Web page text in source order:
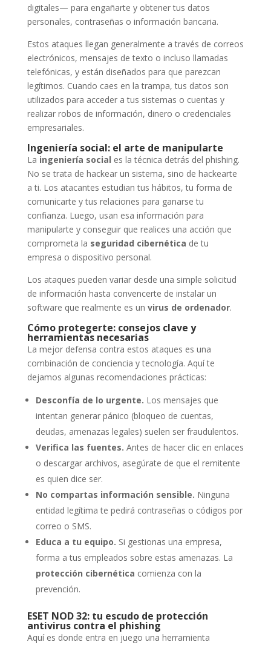
digitales— para engañarte y obtener tus datos
personales, contraseñas o información bancaria.
Estos ataques llegan generalmente a través de correos
electrónicos, mensajes de texto o incluso llamadas
telefónicas, y están diseñados para que parezcan
legítimos. Cuando caes en la trampa, tus datos son
utilizados para acceder a tus sistemas o cuentas y
realizar robos de información, dinero o credenciales
empresariales.
Ingeniería social: el arte de manipularte
La ingeniería social es la técnica detrás del phishing.
No se trata de hackear un sistema, sino de hackearte
a ti. Los atacantes estudian tus hábitos, tu forma de
comunicarte y tus relaciones para ganarse tu
confianza. Luego, usan esa información para
manipularte y conseguir que realices una acción que
comprometa la seguridad cibernética de tu
empresa o dispositivo personal.
Los ataques pueden variar desde una simple solicitud
de información hasta convencerte de instalar un
software que realmente es un virus de ordenador.
Cómo protegerte: consejos clave y
herramientas necesarias
La mejor defensa contra estos ataques es una
combinación de conciencia y tecnología. Aquí te
dejamos algunas recomendaciones prácticas:
Desconfía de lo urgente. Los mensajes que
intentan generar pánico (bloqueo de cuentas,
deudas, amenazas legales) suelen ser fraudulentos.
Verifica las fuentes. Antes de hacer clic en enlaces
o descargar archivos, asegúrate de que el remitente
es quien dice ser.
No compartas información sensible. Ninguna
entidad legítima te pedirá contraseñas o códigos por
correo o SMS.
Educa a tu equipo. Si gestionas una empresa,
forma a tus empleados sobre estas amenazas. La
protección cibernética comienza con la
prevención.
ESET NOD 32: tu escudo de protección
antivirus contra el phishing
Aquí es donde entra en juego una herramienta